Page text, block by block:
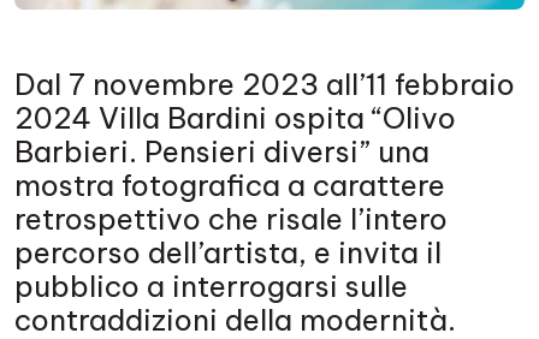
Dal 7 novembre 2023 all’11 febbraio
2024 Villa Bardini ospita “Olivo
Barbieri. Pensieri diversi” una
mostra fotografica a carattere
retrospettivo che risale l’intero
percorso dell’artista, e invita il
pubblico a interrogarsi sulle
contraddizioni della modernità.